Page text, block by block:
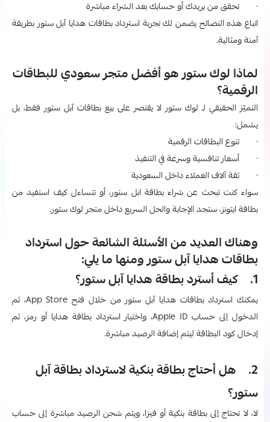
· تحقق من بريدك أو حسابك بعد الشراء مباشرة
اتباع هذه النصائح يضمن لك تجربة استرداد بطاقات هدايا آبل ستور بطريقة
آمنة ومثالية.
لماذا لوك ستور هو أفضل متجر سعودي للبطاقات
الرقمية؟
التميّز الحقيقي لـ لوك ستور لا يقتصر على بيع بطاقات آبل ستور فقط، بل
يشمل:
· تنوع البطاقات الرقمية
· أسعار تنافسية وسرعة في التنفيذ
· ثقة آلاف العملاء داخل السعودية
سواء كنت تبحث عن شراء بطاقة ابل ستور، أو تتساءل كيف استفيد من
بطاقة ايتونز، ستجد الإجابة والحل السريع داخل متجر لوك ستور.
وهناك العديد من الأسئلة الشائعة حول استرداد
بطاقات هدايا آبل ستور ومنها ما يلي:
1. كيف أسترد بطاقة هدايا آبل ستور؟
يمكنك استرداد بطاقات هدايا آبل ستور من خلال فتح App Store، ثم
الدخول إلى حساب Apple ID، واختيار استرداد بطاقة هدايا أو رمز، ثم
إدخال كود البطاقة ليتم إضافة الرصيد مباشرة.
2. هل أحتاج بطاقة بنكية لاسترداد بطاقة آبل
ستور؟
لا، لا تحتاج إلى بطاقة بنكية أو فيزا، ويتم شحن الرصيد مباشرة إلى حساب